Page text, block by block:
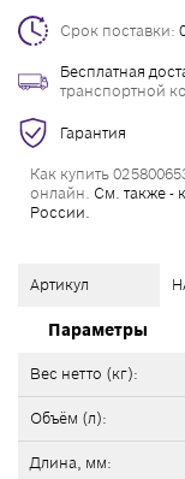
Артикул
Параметры
Вес нетто (кг):
Объём (л):
Длина, мм:
Срок поставки:
Бесплатная
транспортной
Гарантия
Как купить
онлайн. См. также -
России.